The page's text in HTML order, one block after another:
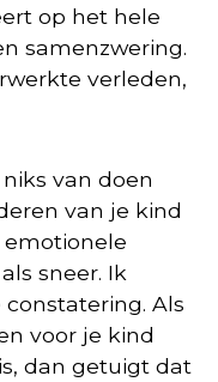
op het hele
samenzwering.
verleden,
van doen
van je kind
sneer. Ik
Als
voor je kind
dan getuigt dat